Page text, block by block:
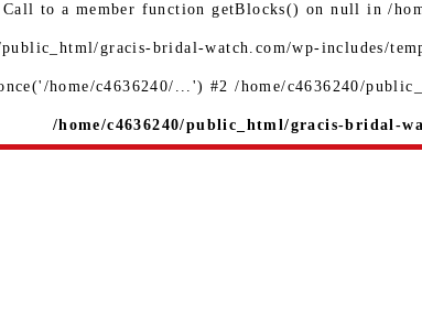
to a member function getBlocks() on null in /
public_html/gracis-bridal-watch.com/wp-includes/
home/c4636240/...') #2 /home/c4636240/
/home/c4636240/public_html/gracis-bridal-